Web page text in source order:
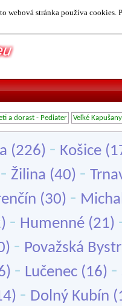
webová stránka používa cookies.
a dorast - Pediater Veľké Kapušany
(226) - Košice
- Žilina (40) -
(30) -
- Humenné (21)
- Považská
- Lučenec (16) -
- Dolný Kubín